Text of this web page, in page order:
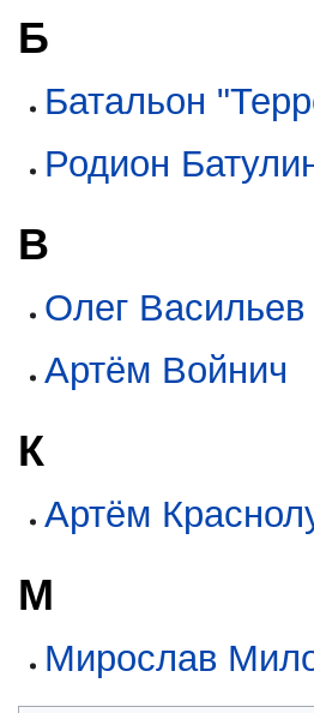
Б
Батальон
Родион
В
Олег Васильев
Артём Войнич
К
Артём
М
Мирослав